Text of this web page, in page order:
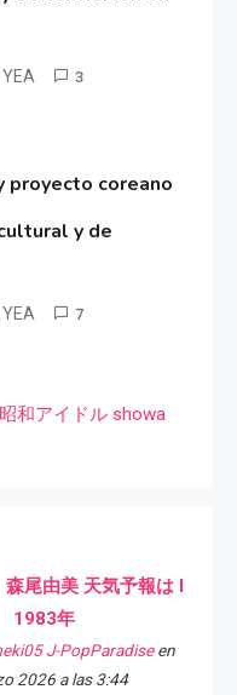
3
proyecto coreano
y de
7
和アイドル showa
森尾由美 天気予報は I
1983年
J-PopParadiseen
2026 a las 3:44